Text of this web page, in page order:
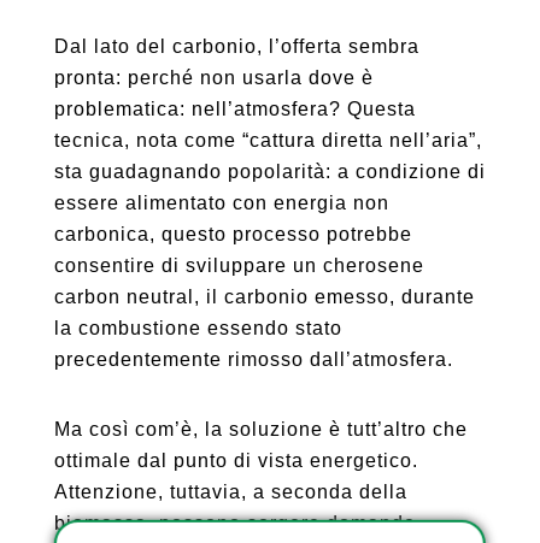
Dal lato del carbonio, l’offerta sembra
pronta: perché non usarla dove è
problematica: nell’atmosfera? Questa
tecnica, nota come “cattura diretta nell’aria”,
sta guadagnando popolarità: a condizione di
essere alimentato con energia non
carbonica, questo processo potrebbe
consentire di sviluppare un cherosene
carbon neutral, il carbonio emesso, durante
la combustione essendo stato
precedentemente rimosso dall’atmosfera.
Ma così com’è, la soluzione è tutt’altro che
ottimale dal punto di vista energetico.
Attenzione, tuttavia, a seconda della
biomassa, possono sorgere domande